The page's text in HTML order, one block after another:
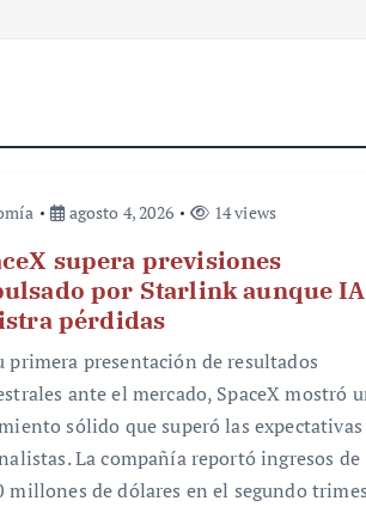
agosto 4, 2026 14 views
supera previsiones
por Starlink aunque IA
pérdidas
primera presentación de resultados
ante el mercado, SpaceX mostró
sólido que superó las expectativas
La compañía reportó ingresos de
millones de dólares en el segundo